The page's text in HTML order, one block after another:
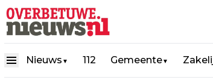
Nieuws ▼ 112 Gemeente▼